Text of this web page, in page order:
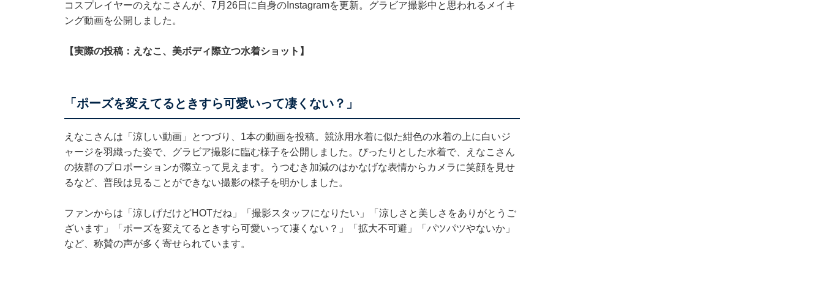
コスプレイヤーのえなこさんが、7月26日に自身のInstagramを更新。グラビア撮影中と思われるメイキ
ング動画を公開しました。
【実際の投稿：えなこ、美ボディ際立つ水着ショット】
「ポーズを変えてるときすら可愛いって凄くない？」
えなこさんは「涼しい動画」とつづり、1本の動画を投稿。競泳用水着に似た紺色の水着の上に白いジ
ャージを羽織った姿で、グラビア撮影に臨む様子を公開しました。ぴったりとした水着で、えなこさん
の抜群のプロポーションが際立って見えます。うつむき加減のはかなげな表情からカメラに笑顔を見せ
るなど、普段は見ることができない撮影の様子を明かしました。
ファンからは「涼しげだけどHOTだね」「撮影スタッフになりたい」「涼しさと美しさをありがとうご
ざいます」「ポーズを変えてるときすら可愛いって凄くない？」「拡大不可避」「パツパツやないか」
など、称賛の声が多く寄せられています。